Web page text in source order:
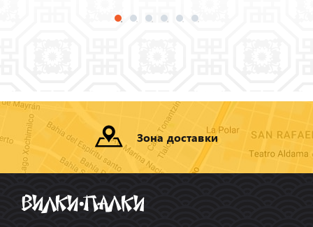
Зона доставки